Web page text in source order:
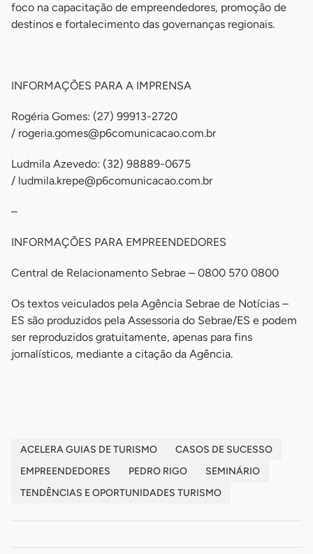
foco na capacitação de empreendedores, promoção de
destinos e fortalecimento das governanças regionais.
INFORMAÇÕES PARA A IMPRENSA
Rogéria Gomes: (27) 99913-2720
/ rogeria.gomes@p6comunicacao.com.br
Ludmila Azevedo: (32) 98889-0675
/ ludmila.krepe@p6comunicacao.com.br
–
INFORMAÇÕES PARA EMPREENDEDORES
Central de Relacionamento Sebrae – 0800 570 0800
Os textos veiculados pela Agência Sebrae de Notícias –
ES são produzidos pela Assessoria do Sebrae/ES e podem
ser reproduzidos gratuitamente, apenas para fins
jornalísticos, mediante a citação da Agência.
ACELERA GUIAS DE TURISMO
CASOS DE SUCESSO
EMPREENDEDORES
PEDRO RIGO
SEMINÁRIO
TENDÊNCIAS E OPORTUNIDADES TURISMO